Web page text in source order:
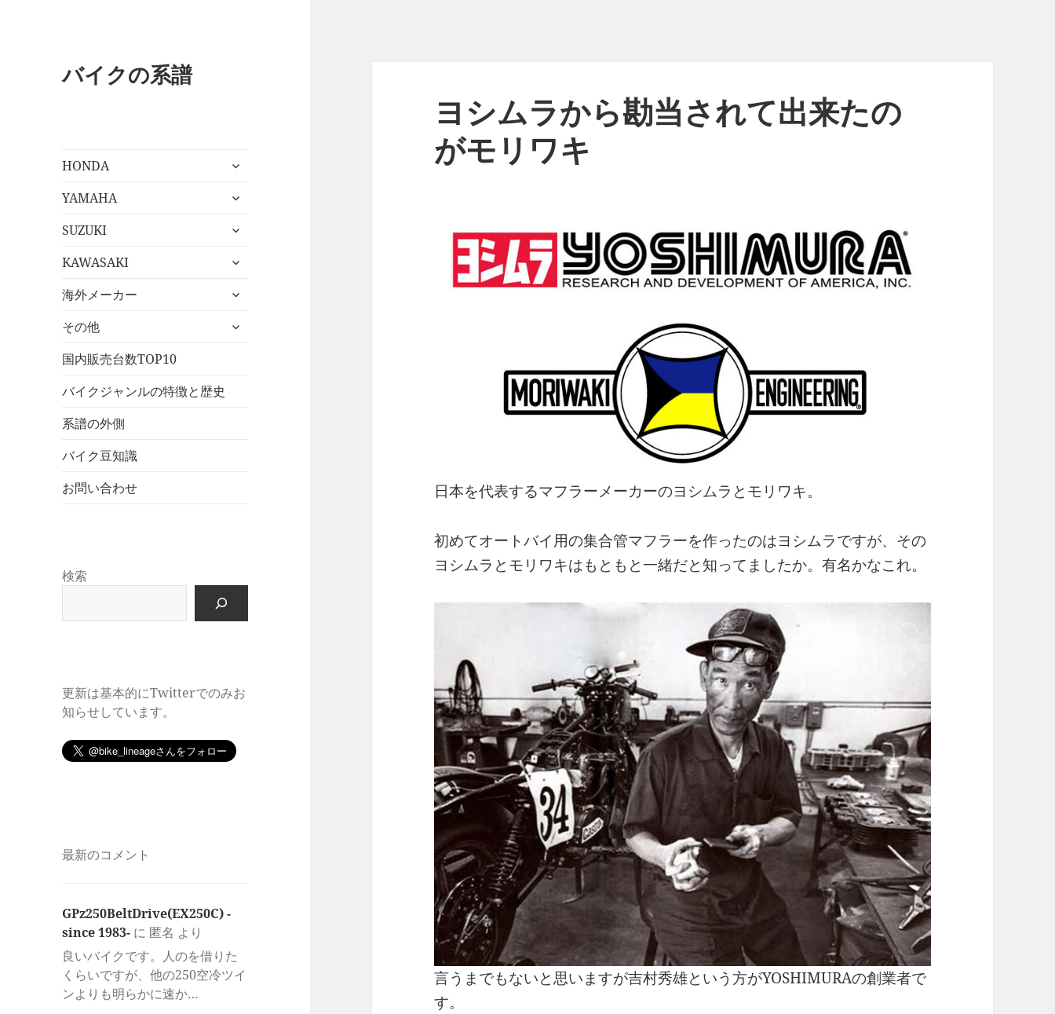
バイクの系譜
HONDA
サ
メ
ュ
を
YAMAHA
サ
メ
ュ
を
SUZUKI
サ
メ
ュ
を
KAWASAKI
サ
メ
ュ
展
開
海外メーカー
サ
メ
を
その他
サ
ュ
国内販売台数TOP10
バイクジャンルの特徴と歴史
系譜の外側
バイク豆知識
お問い合わせ
検索
更新は基本的にTwitterでのみお
知らせしています。
最新のコメント
GPz250BeltDrive(EX250C) -
since 1983- に 匿名 より
良いバイクです。人のを借りた
くらいですが、他の250空冷ツイ
ンよりも明らかに速か…
ヨシムラから勘当されて出来たの
がモリワキ
日本を代表するマフラーメーカーのヨシムラとモリワキ。
初めてオートバイ用の集合管マフラーを作ったのはヨシムラですが、その
ヨシムラとモリワキはもともと一緒だと知ってましたか。有名かなこれ。
言うまでもないと思いますが吉村秀雄という方がYOSHIMURAの創業者で
す。